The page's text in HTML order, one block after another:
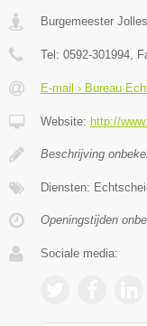
Burgemeester
Tel: 0592-301994 ,
E-mail › Bureau
Website: http://
Beschrijving
Diensten:
Openingstijden
Sociale media: